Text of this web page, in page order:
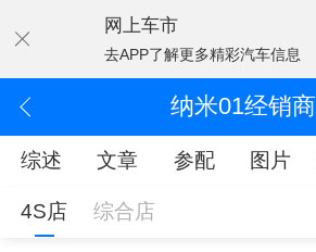
网上车市
去APP了解更多精彩汽车信息
纳米01经销商
综述 文章 参配 图片
4S店 综合店